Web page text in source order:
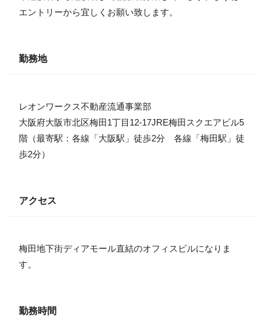
エントリーから宜しくお願い致します。
勤務地
レオンワークス不動産流通事業部
大阪府大阪市北区梅田1丁目12-17JRE梅田スクエアビル5
階（最寄駅：各線「大阪駅」徒歩2分 各線「梅田駅」徒
歩2分）
アクセス
梅田地下街ディアモール直結のオフィスビルになりま
す。
勤務時間